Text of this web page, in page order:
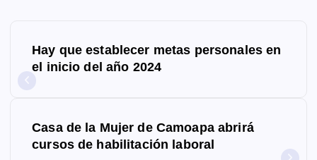
Hay que establecer metas personales en
el inicio del año 2024
Casa de la Mujer de Camoapa abrirá
cursos de habilitación laboral